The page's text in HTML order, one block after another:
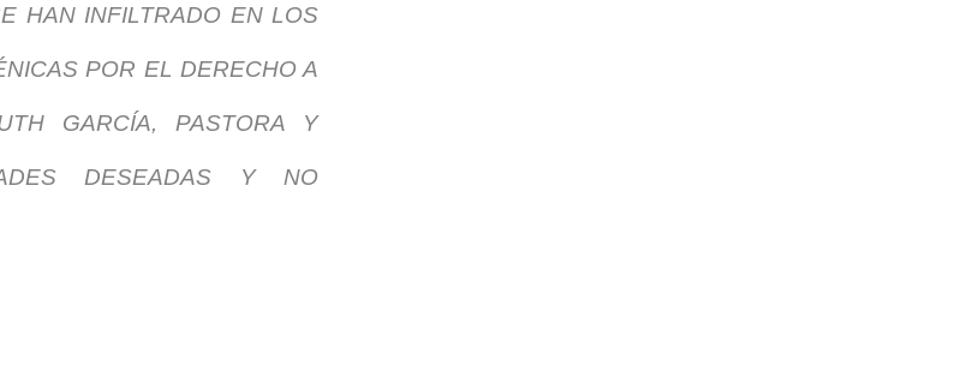
HAN INFILTRADO EN LOS
POR EL DERECHO A
GARCÍA, PASTORA Y
DESEADAS Y NO